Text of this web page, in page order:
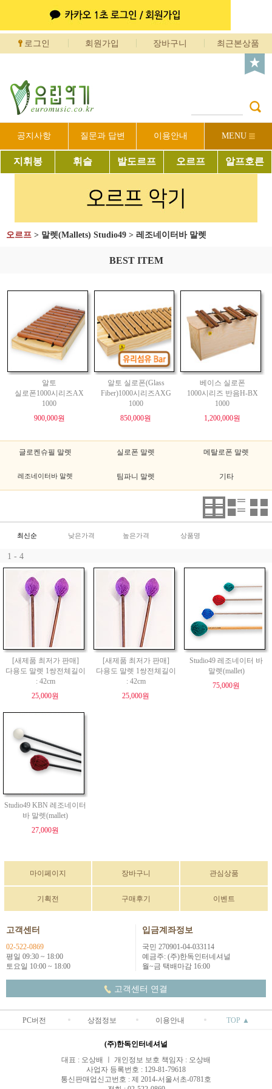
로그인 회원가입 장바구니 최근본상품
공지사항 질문과 답변 이용안내 MENU
지휘봉 휘슬 발도르프 오르프 알프호른
오르프 > 말렛(Mallets) Studio49 > 레조네이터바 말렛
BEST ITEM
알토
실로폰1000시리즈AX
1000
900,000원
알토 실로폰(Glass
Fiber)1000시리즈AXG
1000
850,000원
베이스 실로폰
1000시리즈 반음H-BX
1000
1,200,000원
글로켄슈필 말렛 실로폰 말렛 메탈로폰 말렛
레조네이터바 말렛 팀파니 말렛 기타
최신순 낮은가격 높은가격 상품명
1 - 4
[새제품 최저가 판매]
다용도 말렛 1쌍전체길이
: 42cm
25,000원
[새제품 최저가 판매]
다용도 말렛 1쌍전체길이
: 42cm
25,000원
Studio49 레조네이터 바
말렛(mallet)
75,000원
Studio49 KBN 레조네이터
바 말렛(mallet)
27,000원
마이페이지 장바구니 관심상품
기획전 구매후기 이벤트
고객센터
02-522-0869
평일 09:30 ~ 18:00
토요일 10:00 ~ 18:00
입금계좌정보
국민 270901-04-033114
예금주: (주)한독인터네셔널
월~금 택배마감 16:00
고객센터 연결
PC버전 상점정보 이용안내 TOP ▲
(주)한독인터네셔널
대표 : 오상배 ㅣ 개인정보 보호 책임자 : 오상배
사업자 등록번호 : 129-81-79618
통신판매업신고번호 : 제 2014-서울서초-0781호